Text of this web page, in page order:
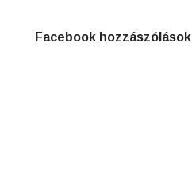
Facebook hozzászólások